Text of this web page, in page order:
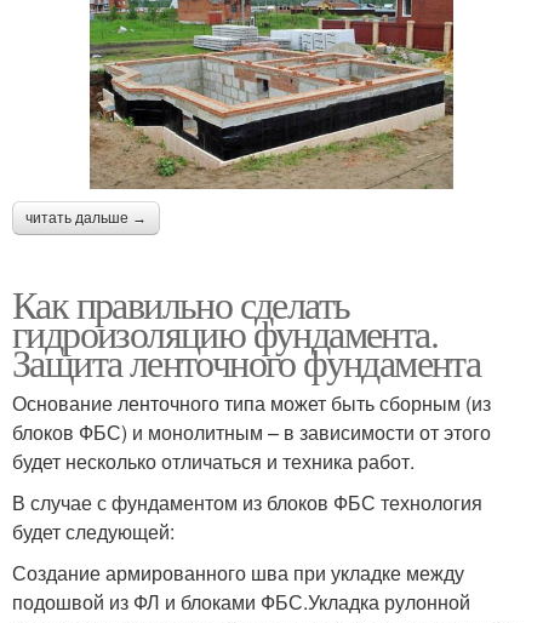
читать дальше →
Как правильно сделать
гидроизоляцию фундамента.
Защита ленточного фундамента
Основание ленточного типа может быть сборным (из
блоков ФБС) и монолитным – в зависимости от этого
будет несколько отличаться и техника работ.
В случае с фундаментом из блоков ФБС технология
будет следующей:
Создание армированного шва при укладке между
подошвой из ФЛ и блоками ФБС.Укладка рулонной